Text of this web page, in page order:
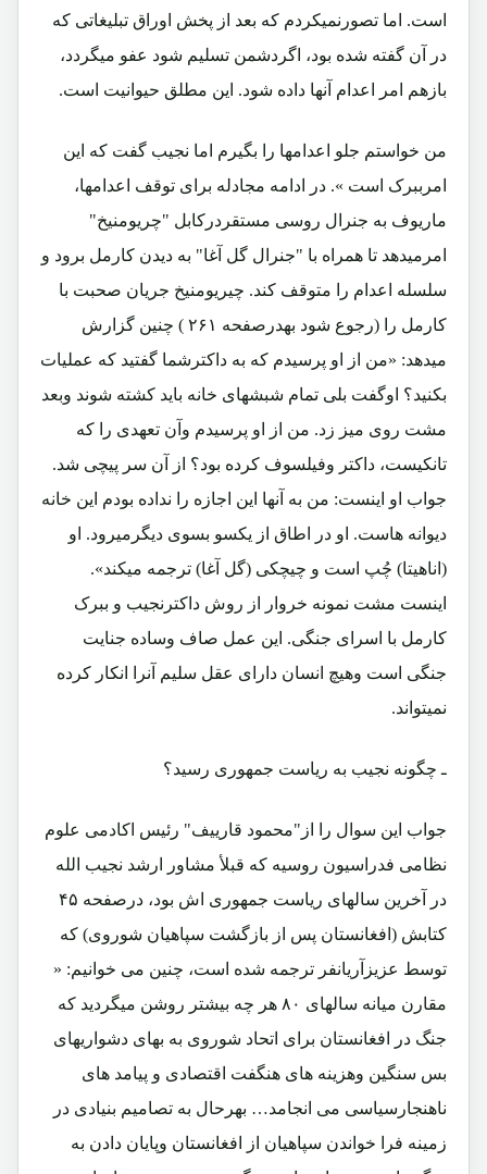
است. اما تصورنمیکردم که بعد از پخش اوراق تبلیغاتی که
در آن گفته شده بود، اگردشمن تسلیم شود عفو میگردد،
بازهم امر اعدام آنها داده شود. این مطلق حیوانیت است.
من خواستم جلو اعدامها را بگیرم اما نجیب گفت که این
امرببرک است ». در ادامه مجادله برای توقف اعدامها،
ماریوف به جنرال روسی مستقردرکابل "چریومنیخ"
امرمیدهد تا همراه با "جنرال گل آغا" به دیدن کارمل برود و
سلسله اعدام را متوقف کند. چیریومنیخ جریان صحبت با
کارمل را (رجوع شود بهدرصفحه ۲۶۱ ) چنین گزارش
میدهد: «من از او پرسیدم که به داکترشما گفتید که عملیات
بکنید؟ اوگفت بلی تمام شبشهای خانه باید کشته شوند وبعد
مشت روی میز زد. من از او پرسیدم وآن تعهدی را که
تانکیست، داکتر وفیلسوف کرده بود؟ از آن سر پیچی شد.
جواب او اینست: من به آنها این اجازه را نداده بودم این خانه
دیوانه هاست. او در اطاق از یکسو بسوی دیگرمیرود. او
(اناهیتا) چُپ است و چیچکی (گل آغا) ترجمه میکند».
اینست مشت نمونه خروار از روش داکترنجیب و ببرک
کارمل با اسرای جنگی. این عمل صاف وساده جنایت
جنگی است وهیچ انسان دارای عقل سلیم آنرا انکار کرده
نمیتواند.
ـ چگونه نجیب به ریاست جمهوری رسید؟
جواب این سوال را از"محمود قارییف" رئیس اکادمی علوم
نظامی فدراسیون روسیه که قبلأ مشاور ارشد نجیب الله
در آخرین سالهای ریاست جمهوری اش بود، درصفحه ۴۵
کتابش (افغانستان پس از بازگشت سپاهیان شوروی) که
توسط عزیزآریانفر ترجمه شده است، چنین می خوانیم: «
مقارن میانه سالهای ۸۰ هر چه بیشتر روشن میگردید که
جنگ در افغانستان برای اتحاد شوروی به بهای دشواریهای
بس سنگین وهزینه های هنگفت اقتصادی و پیامد های
ناهنجارسیاسی می انجامد… بهرحال به تصامیم بنیادی در
زمینه فرا خواندن سپاهیان از افغانستان وپایان دادن به